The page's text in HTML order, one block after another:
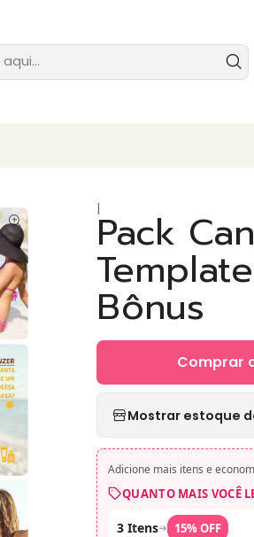
|Pack
Bônus
Comprar
Mostrar estoque
Adicione mais itens e
QUANTO MAIS VOCÊ
3 Itens➜ 15% OFF